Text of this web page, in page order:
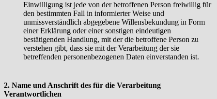
Einwilligung ist jede von der betroffenen Person freiwillig für
den bestimmten Fall in informierter Weise und
unmissverständlich abgegebene Willensbekundung in Form
einer Erklärung oder einer sonstigen eindeutigen
bestätigenden Handlung, mit der die betroffene Person zu
verstehen gibt, dass sie mit der Verarbeitung der sie
betreffenden personenbezogenen Daten einverstanden ist.
2. Name und Anschrift des für die Verarbeitung
Verantwortlichen